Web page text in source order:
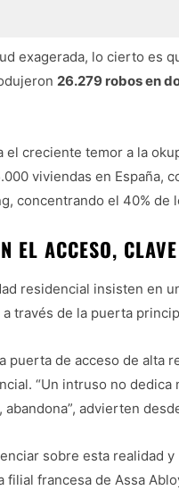
exagerada, lo cierto es
26.279 robos en
el creciente temor a la
viviendas en España,
concentrando el 40% de
EL ACCESO,
residencial insisten en
través de la puerta
puerta de acceso de alta
“Un intruso no
advierten
sobre esta realidad
filial francesa de Assa